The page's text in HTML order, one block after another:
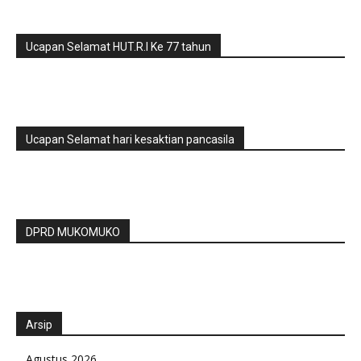
Ucapan Selamat HUT.R.I Ke 77 tahun
Ucapan Selamat hari kesaktian pancasila
DPRD MUKOMUKO
Arsip